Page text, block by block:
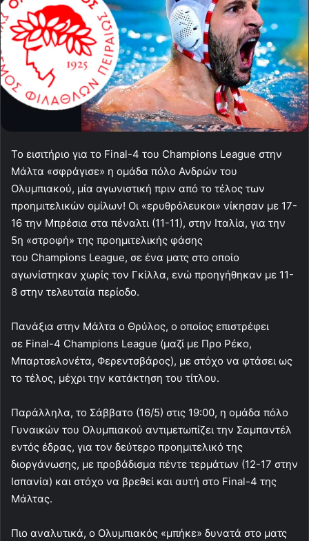
Το εισιτήριο για το Final-4 του Champions League στην
Μάλτα «σφράγισε» η ομάδα πόλο Ανδρών του
Ολυμπιακού, μία αγωνιστική πριν από το τέλος των
προημιτελικών ομίλων! Οι «ερυθρόλευκοι» νίκησαν με 17-
16 την Μπρέσια στα πέναλτι (11-11), στην Ιταλία, για την
5η «στροφή» της προημιτελικής φάσης
του Champions League, σε ένα ματς στο οποίο
αγωνίστηκαν χωρίς τον Γκίλλα, ενώ προηγήθηκαν με 11-
8 στην τελευταία περίοδο.
Πανάξια στην Μάλτα ο Θρύλος, ο οποίος επιστρέφει
σε Final-4 Champions League (μαζί με Προ Ρέκο,
Μπαρτσελονέτα, Φερεντσβάρος), με στόχο να φτάσει ως
το τέλος, μέχρι την κατάκτηση του τίτλου.
Παράλληλα, το Σάββατο (16/5) στις 19:00, η ομάδα πόλο
Γυναικών του Ολυμπιακού αντιμετωπίζει την Σαμπαντέλ
εντός έδρας, για τον δεύτερο προημιτελικό της
διοργάνωσης, με προβάδισμα πέντε τερμάτων (12-17 στην
Ισπανία) και στόχο να βρεθεί και αυτή στο Final-4 της
Μάλτας.
Πιο αναλυτικά, ο Ολυμπιακός «μπήκε» δυνατά στο ματς